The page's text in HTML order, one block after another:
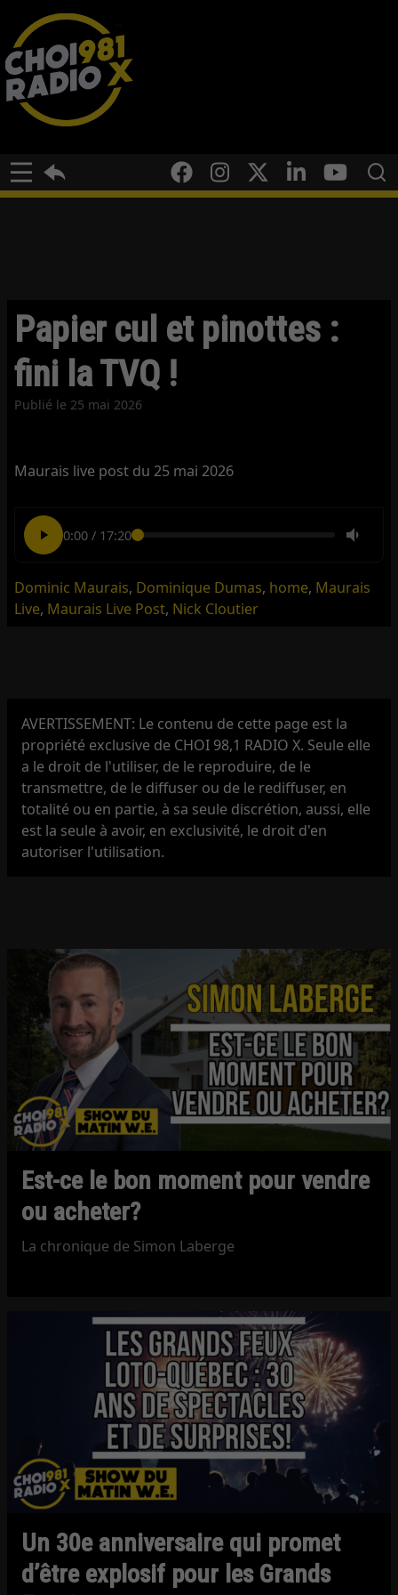
Papier cul et pinottes :
fini la TVQ !
Publié le 25 mai 2026
Maurais live post du 25 mai 2026
0:00/ 17:20
Dominic Maurais, Dominique Dumas, home, Maurais
Live, Maurais Live Post, Nick Cloutier
AVERTISSEMENT: Le contenu de cette page est la
propriété exclusive de CHOI 98,1 RADIO X. Seule elle
a le droit de l'utiliser, de le reproduire, de le
transmettre, de le diffuser ou de le rediffuser, en
totalité ou en partie, à sa seule discrétion, aussi, elle
est la seule à avoir, en exclusivité, le droit d'en
autoriser l'utilisation.
Est-ce le bon moment pour vendre
ou acheter?
La chronique de Simon Laberge
Un 30e anniversaire qui promet
d’être explosif pour les Grands